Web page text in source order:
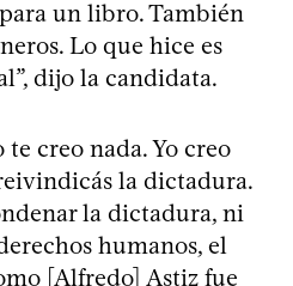
un libro. También
Lo que hice es
dijo la candidata.
te creo nada. Yo creo
la dictadura.
la dictadura, ni
humanos, el
[Alfredo] Astiz fue